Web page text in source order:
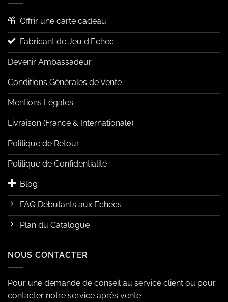
Offrir une carte cadeau
Fabricant de Jeu d'Echec
Devenir Ambassadeur
Conditions Générales de Vente
Mentions Légales
Livraison (France & Internationale)
Politique de Retour
Politique de Confidentialité
Blog
FAQ Débutants aux Echecs
Plan du Catalogue
NOUS CONTACTER
Pour une demande de conseil au service client ou pour
contacter notre service après vente :